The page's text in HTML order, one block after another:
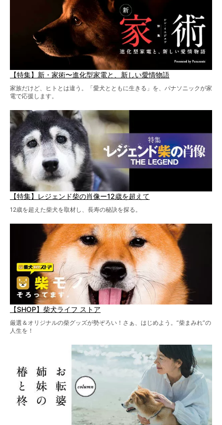
【特集】新・家術〜進化型家電と、新しい愛情物語
家族だけど、ヒトとは違う。「愛犬とともに生きる」を、パナソニックが家
電で応援します。
【特集】レジェンド柴の肖像ー12歳を超えて
12歳を超えた柴犬を取材し、長寿の秘訣を探る。
【SHOP】柴犬ライフ ストア
厳選＆オリジナルの柴グッズが勢ぞろい！さぁ、はじめよう。“柴まみれ”の
人生を！